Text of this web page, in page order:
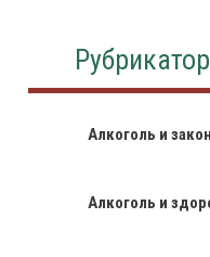
Рубрикатор
Алкоголь и закон
Алкоголь и